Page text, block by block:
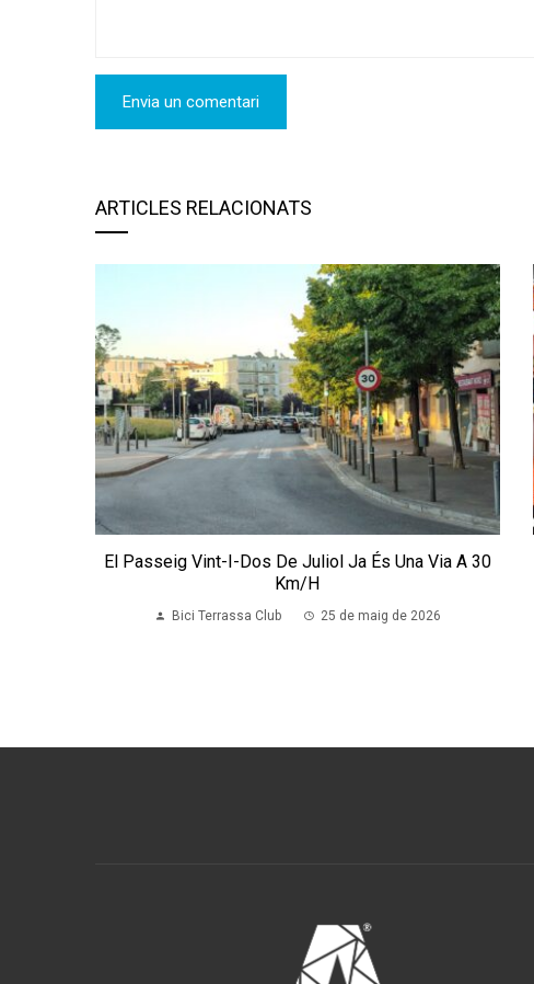
ARTICLES RELACIONATS
El Passeig Vint-I-Dos De Juliol Ja És Una Via A 30
Km/h
Bici Terrassa Club 25 de maig de 2026